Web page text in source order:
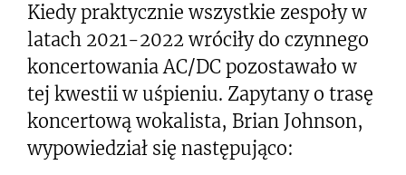
Kiedy praktycznie wszystkie zespoły w
latach 2021-2022 wróciły do czynnego
koncertowania AC/DC pozostawało w
tej kwestii w uśpieniu. Zapytany o trasę
koncertową wokalista, Brian Johnson,
wypowiedział się następująco: